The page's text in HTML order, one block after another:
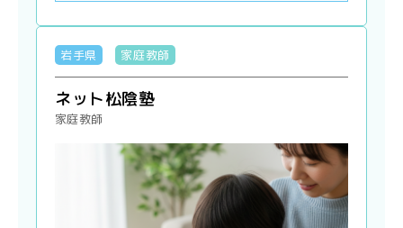
岩手県 家庭教師
ネット松陰塾
家庭教師